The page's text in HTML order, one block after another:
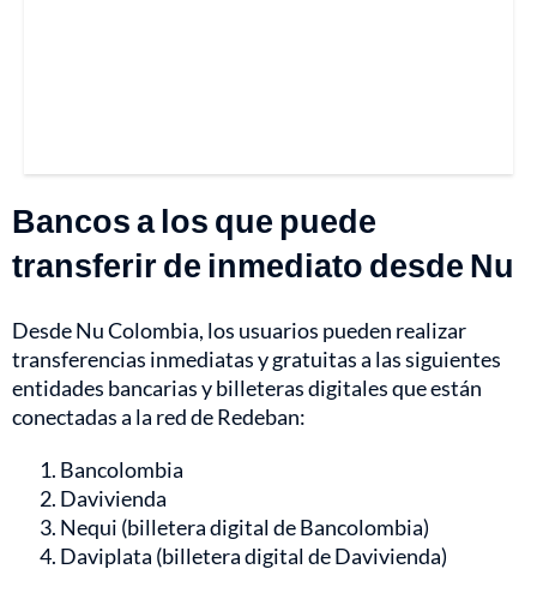
Bancos a los que puede
transferir de inmediato desde Nu
Desde Nu Colombia, los usuarios pueden realizar
transferencias inmediatas y gratuitas a las siguientes
entidades bancarias y billeteras digitales que están
conectadas a la red de Redeban:
Bancolombia
Davivienda
Nequi (billetera digital de Bancolombia)
Daviplata (billetera digital de Davivienda)